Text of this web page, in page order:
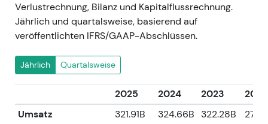
Verlustrechnung, Bilanz und Kapitalflussrechnung.
Jährlich und quartalsweise, basierend auf
veröffentlichten IFRS/GAAP-Abschlüssen.
Jährlich Quartalsweise
2025 2024 2023
2022
Umsatz
321.91B 324.66B 322.28B